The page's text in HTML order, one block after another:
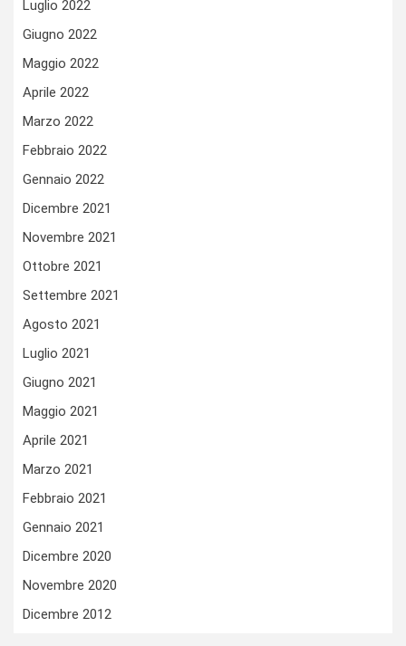
Luglio 2022
Giugno 2022
Maggio 2022
Aprile 2022
Marzo 2022
Febbraio 2022
Gennaio 2022
Dicembre 2021
Novembre 2021
Ottobre 2021
Settembre 2021
Agosto 2021
Luglio 2021
Giugno 2021
Maggio 2021
Aprile 2021
Marzo 2021
Febbraio 2021
Gennaio 2021
Dicembre 2020
Novembre 2020
Dicembre 2012